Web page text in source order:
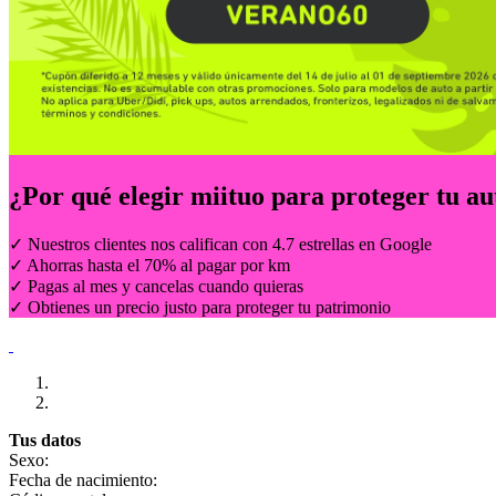
¿Por qué elegir miituo para proteger tu
✓ Nuestros clientes nos califican con 4.7 estrellas en Google
✓ Ahorras hasta el 70% al pagar por km
✓ Pagas al mes y cancelas cuando quieras
✓ Obtienes un precio justo para proteger tu patrimonio
Tus datos
Sexo:
Fecha de nacimiento: